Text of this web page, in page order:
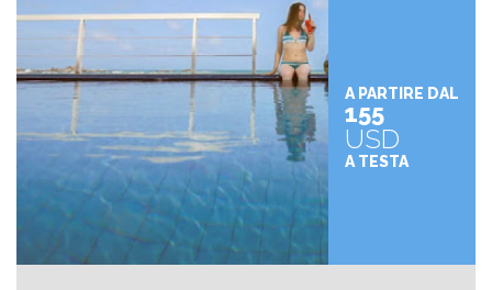
A PARTIRE DAL
155
USD
A TESTA